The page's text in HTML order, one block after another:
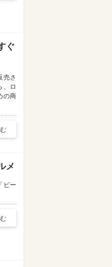
ぐ
売さ
、ロ
の商
メ
ビー